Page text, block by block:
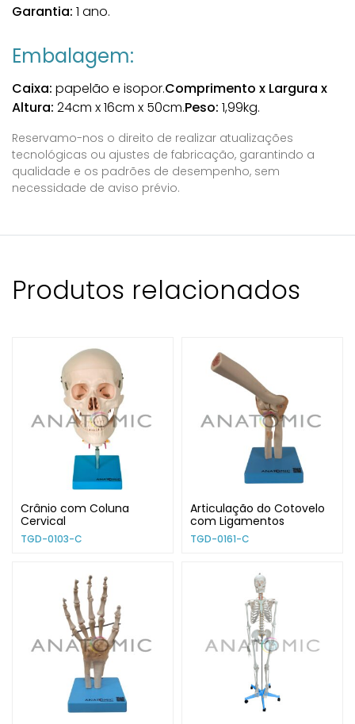
Garantia: 1 ano.
Embalagem:
Caixa: papelão e isopor.Comprimento x Largura x
Altura: 24cm x 16cm x 50cm.Peso: 1,99kg.
Reservamo-nos o direito de realizar atualizações
tecnológicas ou ajustes de fabricação, garantindo a
qualidade e os padrões de desempenho, sem
necessidade de aviso prévio.
Produtos relacionados
Crânio com Coluna
Cervical
TGD-0103-C
Articulação do Cotovelo
com Ligamentos
TGD-0161-C